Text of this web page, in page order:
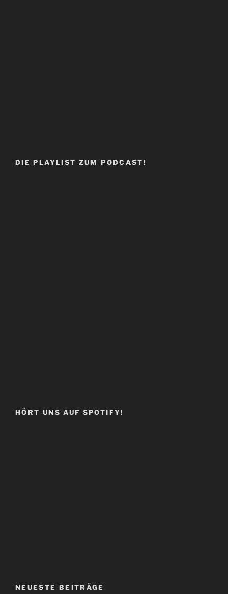
DIE PLAYLIST ZUM PODCAST!
HÖRT UNS AUF SPOTIFY!
NEUESTE BEITRÄGE